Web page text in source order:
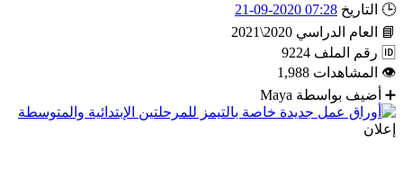
🕒 التاريخ 07:28 2020-09-21
📘
العام الدراسي 2020\2021
🆔 رقم الملف 9224
👁
المشاهدات 1,988
➕
أضيف بواسطة Maya
إعلان